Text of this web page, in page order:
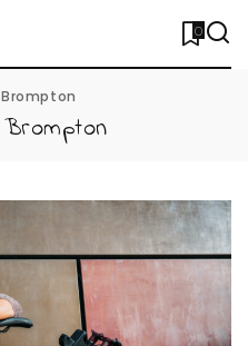
0
Brompton
Brompton